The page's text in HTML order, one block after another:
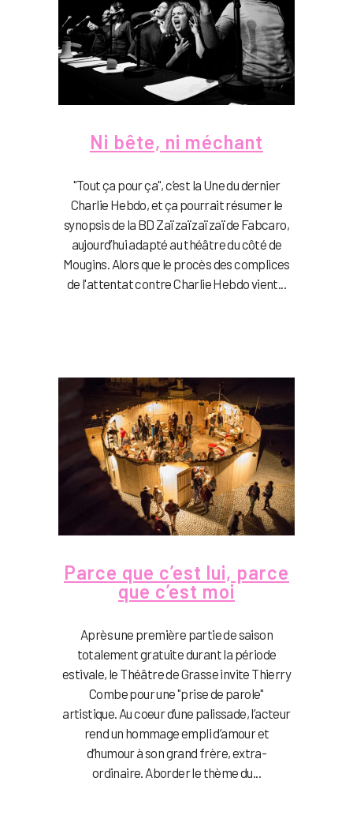
Ni bête, ni méchant
"Tout ça pour ça", c’est la Une du dernier
Charlie Hebdo, et ça pourrait résumer le
synopsis de la BD Zaï zaï zaï zaï de Fabcaro,
aujourd’hui adapté au théâtre du côté de
Mougins. Alors que le procès des complices
de l'attentat contre Charlie Hebdo vient...
Parce que c’est lui, parce
que c’est moi
Après une première partie de saison
totalement gratuite durant la période
estivale, le Théâtre de Grasse invite Thierry
Combe pour une "prise de parole"
artistique. Au coeur d’une palissade, l’acteur
rend un hommage empli d’amour et
d’humour à son grand frère, extra-
ordinaire. Aborder le thème du...